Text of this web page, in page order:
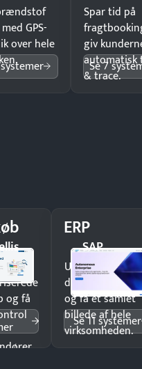
GPS-
over hele
Spar tid på
giv
automatisk
& trace.
Se 7
og få
ERP
SAP
Undgå
og få ét samlet
billede af hele
virksomheden.
Se 11 systemer